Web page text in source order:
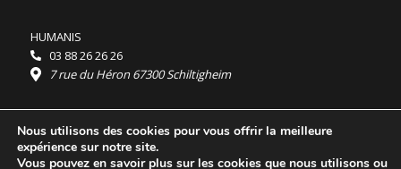
HUMANIS
03 88 26 26 26
7 rue du Héron 67300 Schiltigheim
Horaires :
HUMANIS : du lundi au vendredi 9h - 18h
Ordidocaz : du lundi au vendredi 8h - 19h
Nous utilisons des cookies pour vous offrir la meilleure
expérience sur notre site.
Vous pouvez en savoir plus sur les cookies que nous utilisons ou